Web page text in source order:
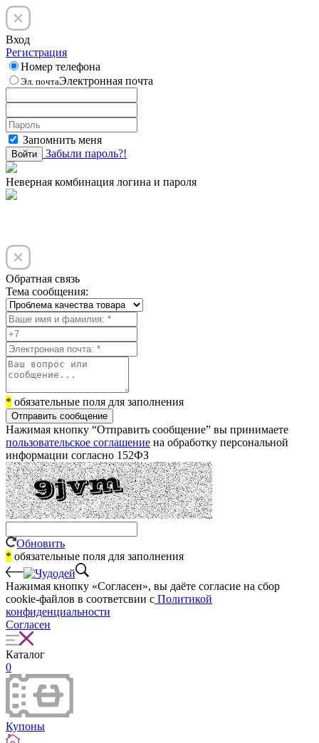
Вход
Регистрация
Номер телефона
Эл. почтаЭлектронная почта
Запомнить меня
Войти Забыли пароль?!
Неверная комбинация логина и пароля
Обратная связь
Тема сообщения:
* обязательные поля для заполнения
Отправить сообщение
Нажимая кнопку “Отправить сообщение” вы принимаете
пользовательское соглашение на обработку персональной
информации согласно 152ФЗ
Обновить
* обязательные поля для заполнения
Нажимая кнопку «Согласен», вы даёте cогласие на сбор
cookie-файлов в соответсвии с Политикой
конфиденциальности
Согласен
Каталог
0
Купоны